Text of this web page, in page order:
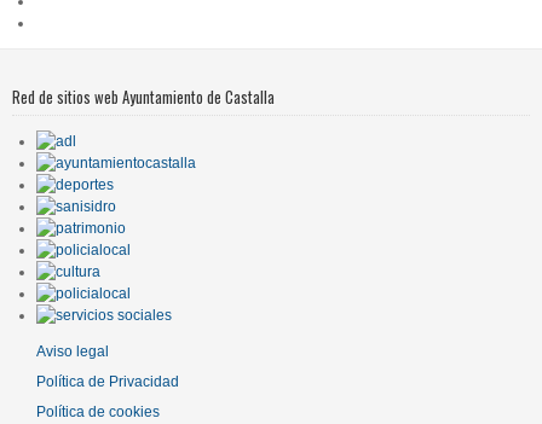
Red de sitios web Ayuntamiento de Castalla
Aviso legal
Política de Privacidad
Política de cookies